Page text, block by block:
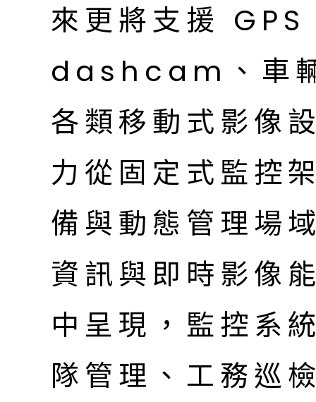
來更將支援
dashcam、車
各類移動式影像
力從固定式監控
備與動態管理場
資訊與即時影像
中呈現，監控系
隊管理、工務巡